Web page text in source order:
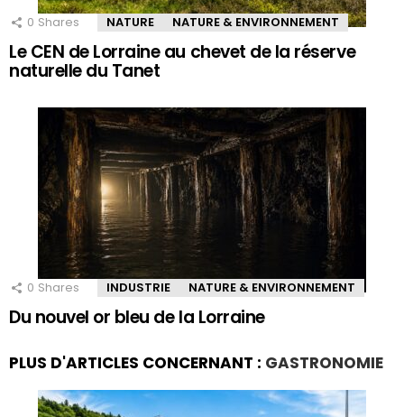
0 Shares NATURE NATURE & ENVIRONNEMENT
Le CEN de Lorraine au chevet de la réserve
naturelle du Tanet
0 Shares INDUSTRIE NATURE & ENVIRONNEMENT
Du nouvel or bleu de la Lorraine
PLUS D'ARTICLES CONCERNANT : GASTRONOMIE